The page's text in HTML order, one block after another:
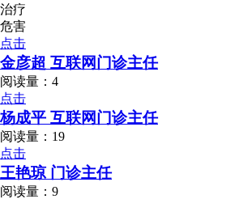
治疗
危害
点击
金彦超 互联网门诊主任
阅读量：4
点击
杨成平 互联网门诊主任
阅读量：19
点击
王艳琼 门诊主任
阅读量：9